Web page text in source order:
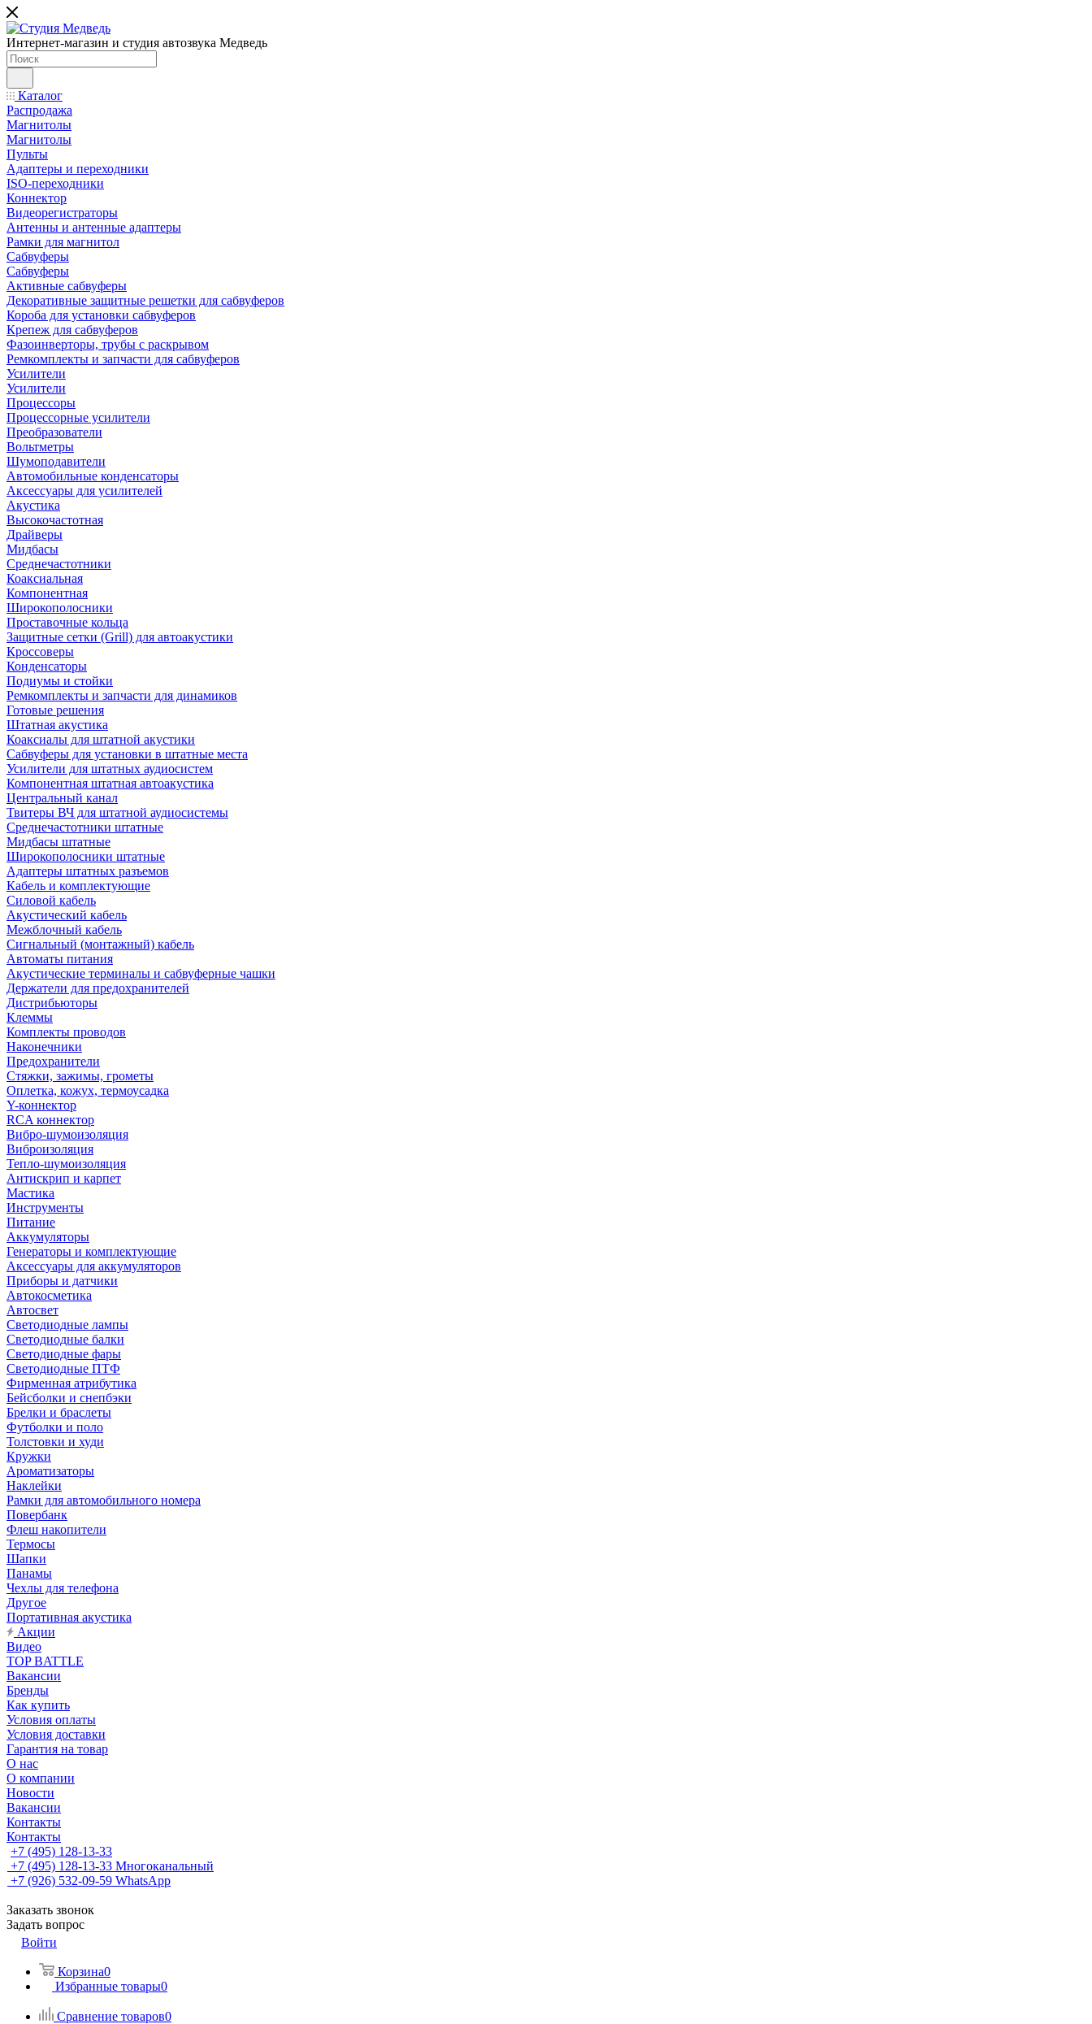
Интернет-магазин и студия автозвука Медведь
Каталог
Распродажа
Магнитолы
Магнитолы
Пульты
Адаптеры и переходники
ISO-переходники
Коннектор
Видеорегистраторы
Антенны и антенные адаптеры
Рамки для магнитол
Сабвуферы
Сабвуферы
Активные сабвуферы
Декоративные защитные решетки для сабвуферов
Короба для установки сабвуферов
Крепеж для сабвуферов
Фазоинверторы, трубы с раскрывом
Ремкомплекты и запчасти для сабвуферов
Усилители
Усилители
Процессоры
Процессорные усилители
Преобразователи
Вольтметры
Шумоподавители
Автомобильные конденсаторы
Аксессуары для усилителей
Акустика
Высокочастотная
Драйверы
Мидбасы
Среднечастотники
Коаксиальная
Компонентная
Широкополосники
Проставочные кольца
Защитные сетки (Grill) для автоакустики
Кроссоверы
Конденсаторы
Подиумы и стойки
Ремкомплекты и запчасти для динамиков
Готовые решения
Штатная акустика
Коаксиалы для штатной акустики
Сабвуферы для установки в штатные места
Усилители для штатных аудиосистем
Компонентная штатная автоакустика
Центральный канал
Твитеры ВЧ для штатной аудиосистемы
Среднечастотники штатные
Мидбасы штатные
Широкополосники штатные
Адаптеры штатных разъемов
Кабель и комплектующие
Силовой кабель
Акустический кабель
Межблочный кабель
Сигнальный (монтажный) кабель
Автоматы питания
Акустические терминалы и сабвуферные чашки
Держатели для предохранителей
Дистрибьюторы
Клеммы
Комплекты проводов
Наконечники
Предохранители
Стяжки, зажимы, грометы
Оплетка, кожух, термоусадка
Y-коннектор
RCA коннектор
Вибро-шумоизоляция
Виброизоляция
Тепло-шумоизоляция
Антискрип и карпет
Мастика
Инструменты
Питание
Аккумуляторы
Генераторы и комплектующие
Аксессуары для аккумуляторов
Приборы и датчики
Автокосметика
Автосвет
Светодиодные лампы
Светодиодные балки
Светодиодные фары
Светодиодные ПТФ
Фирменная атрибутика
Бейсболки и снепбэки
Брелки и браслеты
Футболки и поло
Толстовки и худи
Кружки
Ароматизаторы
Наклейки
Рамки для автомобильного номера
Повербанк
Флеш накопители
Термосы
Шапки
Панамы
Чехлы для телефона
Другое
Портативная акустика
Акции
Видео
TOP BATTLE
Вакансии
Бренды
Как купить
Условия оплаты
Условия доставки
Гарантия на товар
О нас
О компании
Новости
Вакансии
Контакты
Контакты
+7 (495) 128-13-33
+7 (495) 128-13-33 Многоканальный
+7 (926) 532-09-59 WhatsApp
Заказать звонок
Задать вопрос
Войти
Корзина0
Избранные товары0
Сравнение товаров0